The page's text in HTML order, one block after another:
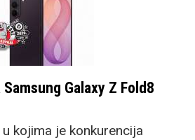
Galaxy Z Fold8
kojima je konkurencija